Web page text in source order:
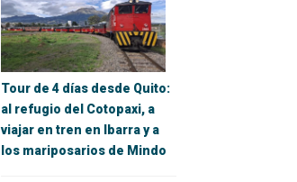
Tour de 4 días desde Quito:
al refugio del Cotopaxi, a
viajar en tren en Ibarra y a
los mariposarios de Mindo